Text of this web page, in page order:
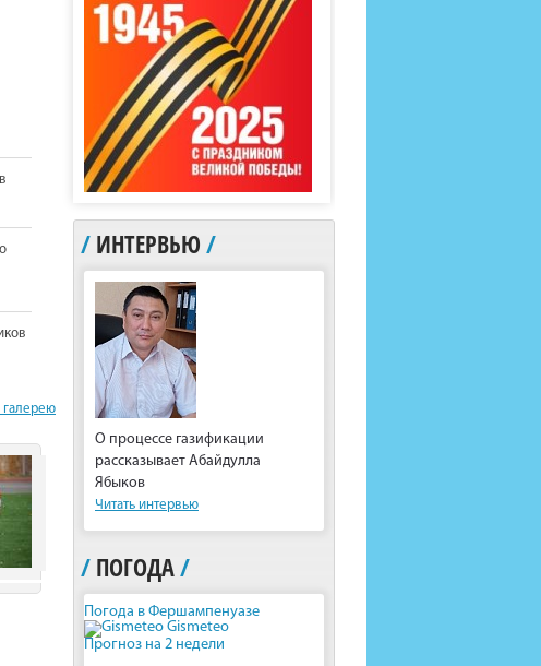
галерею
/ ИНТЕРВЬЮ /
О процессе газификации
рассказывает Абайдулла
Ябыков
Читать интервью
/ ПОГОДА/
Погода в Фершампенуазе
Gismeteo
Прогноз на 2 недели